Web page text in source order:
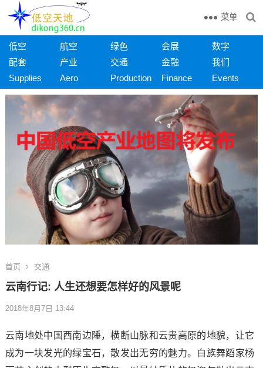
菜单
低空 航空 绿色 会展
数字
配套
产业 交通 金融
我们
Supplies
Aero Production Finance Events
首页 交通
云南行记: 人生还想要怎样好的风景呢
2018年8月7日 13:44
云南地处中国西南边陲，横断山脉和云贵高原的地貌，让它
成为一块发光的绿宝石，散发出无穷的魅力。白族舞蹈家杨